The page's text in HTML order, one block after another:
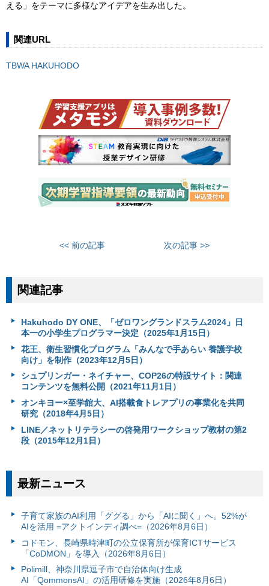
える」をテーマに多様なアイデアを生み出した。
関連URL
TBWA HAKUHODO
<< 前の記事 次の記事 >>
関連記事
Hakuhodo DY ONE、「ゼロワングランドスラム2024」日
本一の小学生プログラマー決定（2025年1月15日）
花王、衛生習慣化プログラム「みんなで手あらい 養護学校
向け」を制作（2023年12月5日）
シュプリンガー・ネイチャー、COP26の特設サイト：関連
コンテンツを無料公開（2021年11月1日）
オンキヨー×至学館大、AI搭載食トレアプリの事業化を共同
研究（2018年4月5日）
LINE／ネットリテラシーの啓発用ワークショップ教材の第2
段（2015年12月1日）
最新ニュース
子育て家族のAI利用「ググる」から「AIに聞く」へ。52%が
AIを活用 =アクトインディ調べ=（2026年8月6日）
コドモン、長崎県時津町の公立保育所が保育ICTサービス
「CoDMON」を導入（2026年8月6日）
Polimill、神奈川県逗子市で自治体向け生成
AI「QommonsAI」の活用研修を実施（2026年8月6日）